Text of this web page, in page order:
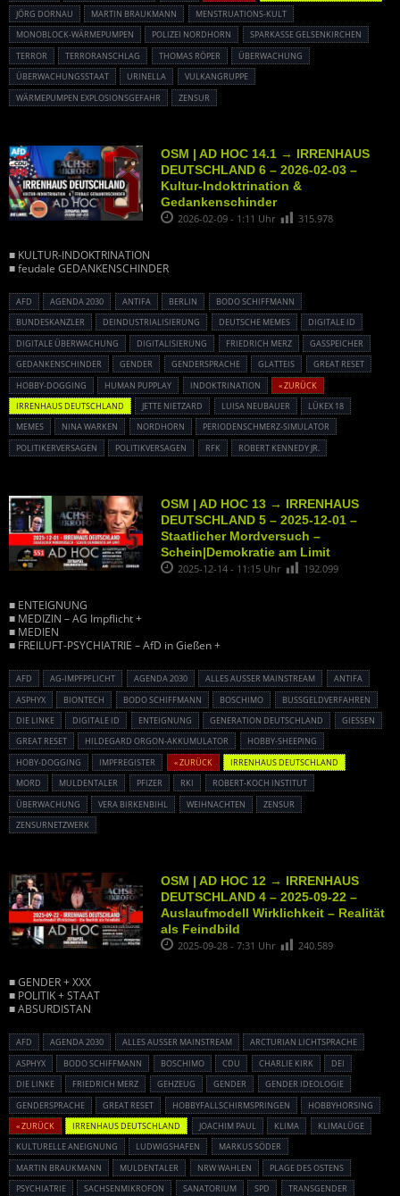
JÖRG DORNAU
MARTIN BRAUKMANN
MENSTRUATIONS-KULT
MONOBLOCK-WÄRMEPUMPEN
POLIZEI NORDHORN
SPARKASSE GELSENKIRCHEN
TERROR
TERRORANSCHLAG THOMAS RÖPER
ÜBERWACHUNG
ÜBERWACHUNGSSTAAT
URINELLA
VULKANGRUPPE
WÄRMEPUMPEN EXPLOSIONSGEFAHR
ZENSUR
OSM | AD HOC 14.1 → IRRENHAUS
DEUTSCHLAND 6 – 2026-02-03 –
Kultur-Indoktrination &
Gedankenschinder
2026-02-09 - 1:11 Uhr 315.978
■ KULTUR-INDOKTRINATION
■ feudale GEDANKENSCHINDER
AFD AGENDA 2030 ANTIFA BERLIN
BODO SCHIFFMANN
BUNDESKANZLER
DEINDUSTRIALISIERUNG DEUTSCHE MEMES
DIGITALE ID
DIGITALE ÜBERWACHUNG
DIGITALISIERUNG FRIEDRICH MERZ
GASSPEICHER
GEDANKENSCHINDER
GENDER GENDERSPRACHE GLATTEIS
GREAT RESET
HOBBY-DOGGING
HUMAN PUPPLAY INDOKTRINATION
« ZURÜCK
IRRENHAUS DEUTSCHLAND
JETTE NIETZARD LUISA NEUBAUER
LÜKEX 18
MEMES
NINA WARKEN NORDHORN
PERIODENSCHMERZ-SIMULATOR
POLITIKERVERSAGEN
POLITIKVERSAGEN RFK ROBERT KENNEDY JR.
OSM | AD HOC 13 → IRRENHAUS
DEUTSCHLAND 5 – 2025-12-01 –
Staatlicher Mordversuch –
Schein|Demokratie am Limit
2025-12-14 - 11:15 Uhr 192.099
■ ENTEIGNUNG
■ MEDIZIN – AG Impflicht +
■ MEDIEN
■ FREILUFT-PSYCHIATRIE – AfD in Gießen +
AFD AG-IMPFPFLICHT AGENDA 2030 ALLES AUSSER MAINSTREAM
ANTIFA
ASPHYX
BIONTECH BODO SCHIFFMANN BOSCHIMO
BUSSGELDVERFAHREN
DIE LINKE
DIGITALE ID ENTEIGNUNG GENERATION DEUTSCHLAND
GIESSEN
GREAT RESET
HILDEGARD ORGON-AKKUMULATOR
HOBBY-SHEEPING
HOBY-DOGGING
IMPFREGISTER « ZURÜCK
IRRENHAUS DEUTSCHLAND
MORD
MULDENTALER PFIZER RKI
ROBERT-KOCH INSTITUT
ÜBERWACHUNG
VERA BIRKENBIHL WEIHNACHTEN
ZENSUR
ZENSURNETZWERK
OSM | AD HOC 12 → IRRENHAUS
DEUTSCHLAND 4 – 2025-09-22 –
Auslaufmodell Wirklichkeit – Realität
als Feindbild
2025-09-28 - 7:31 Uhr 240.589
■ GENDER + XXX
■ POLITIK + STAAT
■ ABSURDISTAN
AFD AGENDA 2030 ALLES AUSSER MAINSTREAM
ARCTURIAN LICHTSPRACHE
ASPHYX
BODO SCHIFFMANN BOSCHIMO CDU CHARLIE KIRK
DEI
DIE LINKE
FRIEDRICH MERZ GEHZEUG GENDER
GENDER IDEOLOGIE
GENDERSPRACHE
GREAT RESET HOBBYFALLSCHIRMSPRINGEN
HOBBYHORSING
« ZURÜCK
IRRENHAUS DEUTSCHLAND JOACHIM PAUL KLIMA
KLIMALÜGE
KULTURELLE ANEIGNUNG
LUDWIGSHAFEN
MARKUS SÖDER
MARTIN BRAUKMANN
MULDENTALER NRW WAHLEN
PLAGE DES OSTENS
PSYCHIATRIE
SACHSENMIKROFON SANATORIUM SPD
TRANSGENDER